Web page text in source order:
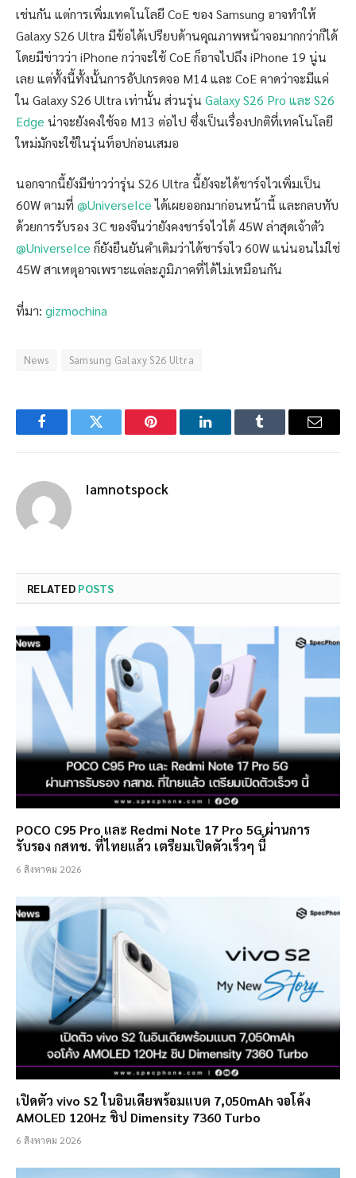
เช่นกัน แต่การเพิ่มเทคโนโลยี CoE ของ Samsung อาจทำให้
Galaxy S26 Ultra มีข้อได้เปรียบด้านคุณภาพหน้าจอมากกว่าก็ได้
โดยมีข่าวว่า iPhone กว่าจะใช้ CoE ก็อาจไปถึง iPhone 19 นู่น
เลย แต่ทั้งนี้ทั้งนั้นการอัปเกรดจอ M14 และ CoE คาดว่าจะมีแค่
ใน Galaxy S26 Ultra เท่านั้น ส่วนรุ่น Galaxy S26 Pro และ S26
Edge น่าจะยังคงใช้จอ M13 ต่อไป ซึ่งเป็นเรื่องปกติที่เทคโนโลยี
ใหม่มักจะใช้ในรุ่นท็อปก่อนเสมอ
นอกจากนี้ยังมีข่าวว่ารุ่น S26 Ultra นี้ยังจะได้ชาร์จไวเพิ่มเป็น
60W ตามที่ @UniverseIceได้เผยออกมาก่อนหน้านี้ และกลบทับ
ด้วยการรับรอง 3C ของจีนว่ายังคงชาร์จไวได้ 45W ล่าสุดเจ้าตัว
@UniverseIce ก็ยังยืนยันคำเดิมว่าได้ชาร์จไว 60W แน่นอนไม่ใช่
45W สาเหตุอาจเพราะแต่ละภูมิภาคที่ได้ไม่เหมือนกัน
ที่มา: gizmochina
News Samsung Galaxy S26 Ultra
FacebookTwitter Pinterest LinkedInTumblr Email
Iamnotspock
RELATED POSTS
POCO C95 Pro และ Redmi Note 17 Pro 5G ผ่านการ
รับรอง กสทช. ที่ไทยแล้ว เตรียมเปิดตัวเร็วๆ นี้
6 สิงหาคม 2026
เปิดตัว vivo S2 ในอินเดียพร้อมแบต 7,050mAh จอโค้ง
AMOLED 120Hz ชิป Dimensity 7360 Turbo
6 สิงหาคม 2026